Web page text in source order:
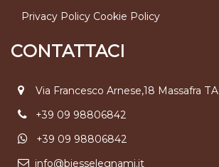
Privacy Policy Cookie Policy
CONTATTACI
Via Francesco Arnese,18 Massafra TA
+39 09 98806842
+39 09 98806842
info@biesselegnami.it